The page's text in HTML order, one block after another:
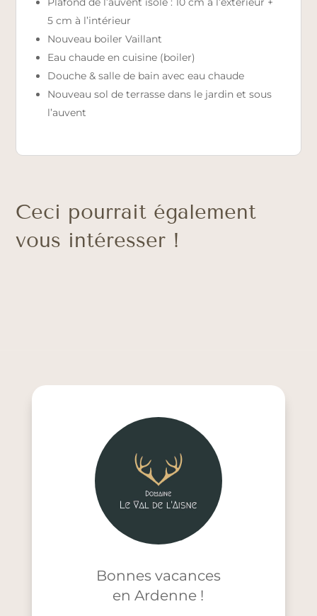
5 cm à l’intérieur
Nouveau boiler Vaillant
Eau chaude en cuisine (boiler)
Douche & salle de bain avec eau chaude
Nouveau sol de terrasse dans le jardin et sous
l’auvent
Ceci pourrait également
vous intéresser !
Bonnes vacances
en Ardenne !